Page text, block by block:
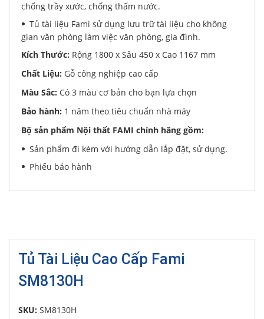
chống trầy xước, chống thấm nước.
Tủ tài liệu Fami sử dụng lưu trữ tài liệu cho không
gian văn phòng làm việc văn phòng, gia đình.
Kích Thước: Rộng 1800 x Sâu 450 x Cao 1167 mm
Chất Liệu: Gỗ công nghiệp cao cấp
Màu Sắc: Có 3 màu cơ bản cho bạn lựa chọn
Bảo hành: 1 năm theo tiêu chuẩn nhà máy
Bộ sản phẩm Nội thất FAMI chính hãng gồm:
Sản phẩm đi kèm với hướng dẫn lắp đặt, sử dụng.
Phiếu bảo hành
Tủ Tài Liệu Cao Cấp Fami
SM8130H
SKU: SM8130H